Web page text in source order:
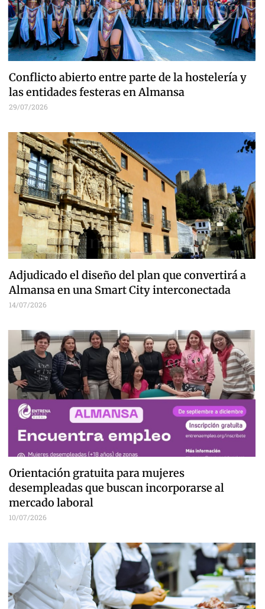
Conflicto abierto entre parte de la hostelería y
las entidades festeras en Almansa
29/07/2026
Adjudicado el diseño del plan que convertirá a
Almansa en una Smart City interconectada
14/07/2026
Orientación gratuita para mujeres
desempleadas que buscan incorporarse al
mercado laboral
10/07/2026